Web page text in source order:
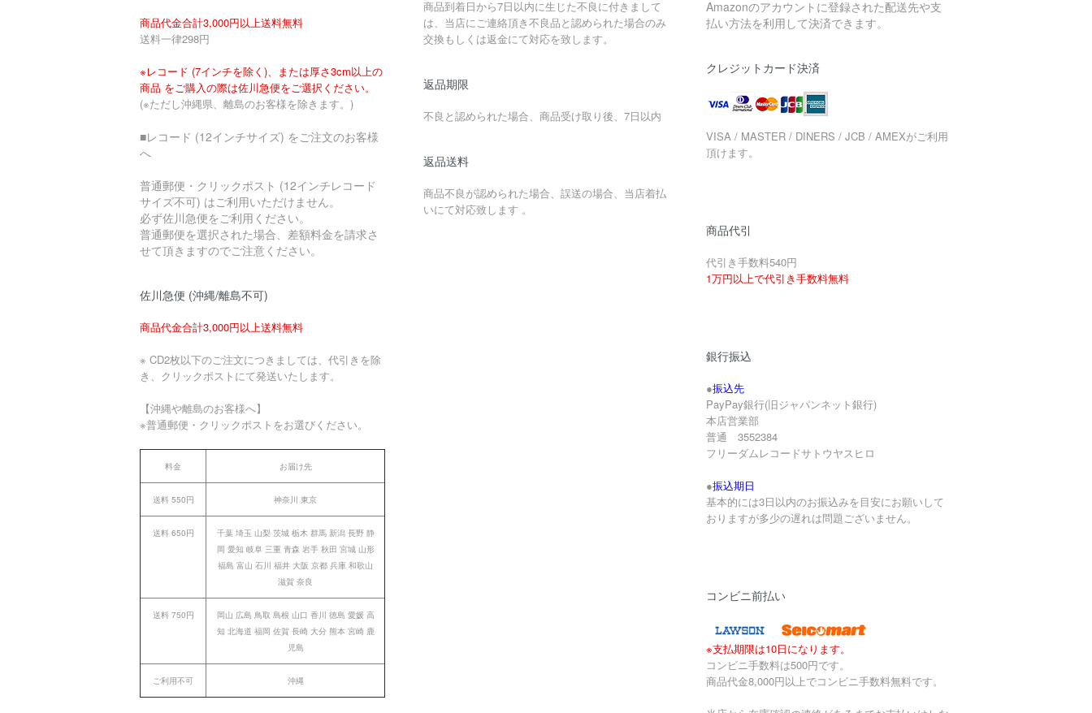
商品代金合計3,000円以上送料無料
送料一律298円
※レコード (7インチを除く)、または厚さ3cm以上の
商品 をご購入の際は佐川急便をご選択ください。
(※ただし沖縄県、離島のお客様を除きます。)
■レコード (12インチサイズ) をご注文のお客様
へ
普通郵便・クリックポスト (12インチレコード
サイズ不可) はご利用いただけません。
必ず佐川急便をご利用ください。
普通郵便を選択された場合、差額料金を請求さ
せて頂きますのでご注意ください。
佐川急便 (沖縄/離島不可)
商品代金合計3,000円以上送料無料
※ CD2枚以下のご注文につきましては、代引きを除
き、クリックポストにて発送いたします。
【沖縄や離島のお客様へ】
※普通郵便・クリックポストをお選びください。
料金 お届け先
送料 550円 神奈川 東京
送料 650円
千葉 埼玉 山梨 茨城 栃木 群馬 新潟 長野 静
岡 愛知 岐阜 三重 青森 岩手 秋田 宮城 山形
福島 富山 石川 福井 大阪 京都 兵庫 和歌山
滋賀 奈良
送料 750円
岡山 広島 鳥取 島根 山口 香川 徳島 愛媛 高
知 北海道 福岡 佐賀 長崎 大分 熊本 宮崎 鹿
児島
ご利用不可 沖縄
商品到着日から7日以内に生じた不良に付きまして
は、当店にご連絡頂き不良品と認められた場合のみ
交換もしくは返金にて対応を致します。
返品期限
不良と認められた場合、商品受け取り後、7日以内
返品送料
商品不良が認められた場合、誤送の場合、当店着払
いにて対応致します 。
Amazonのアカウントに登録された配送先や支
払い方法を利用して決済できます。
クレジットカード決済
VISA / MASTER / DINERS / JCB / AMEXがご利用
頂けます。
商品代引
代引き手数料540円
1万円以上で代引き手数料無料
銀行振込
●振込先
PayPay銀行(旧ジャパンネット銀行)
本店営業部
普通 3552384
フリーダムレコードサトウヤスヒロ
●振込期日
基本的には3日以内のお振込みを目安にお願いして
おりますが多少の遅れは問題ございません。
コンビニ前払い
※支払期限は10日になります。
コンビニ手数料は500円です。
商品代金8,000円以上でコンビニ手数料無料です。